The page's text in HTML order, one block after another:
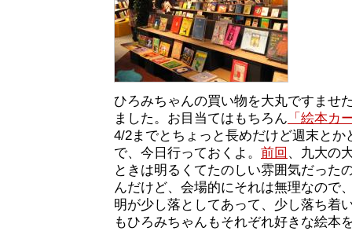
ひろみちゃんの買い物を大丸ですませ
ました。お目当てはもちろん 「絵本カ
4/2までとちょっと長めだけど週末とか
で、今日行っておくよ。 前回 、九大の
ときは明るくてたのしい雰囲気だった
んだけど、会場的にそれは無理なので
明が少し落としてあって、少し落ち着
もひろみちゃんもそれぞれ好きな絵本